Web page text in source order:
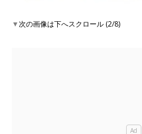
▼次の画像は下へスクロール (2/8)